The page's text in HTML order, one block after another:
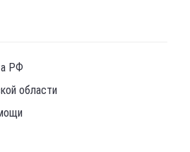
РФ
области